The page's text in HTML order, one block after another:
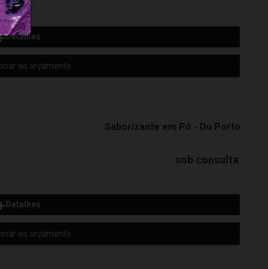
Detalhes
ao orçamento
Saborizante em Pó - Du Porto
sob consulta
Detalhes
ao orçamento